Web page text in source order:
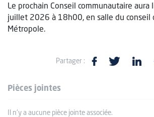
Le prochain Conseil communautaire aura
juillet 2026 à 18h00, en salle du conseil
Métropole.
Partager :
Pièces jointes
Il n'y a aucune pièce jointe associée.